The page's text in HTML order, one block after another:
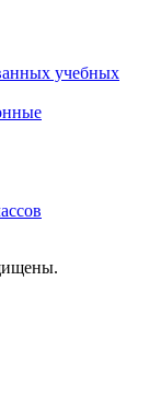
учебных